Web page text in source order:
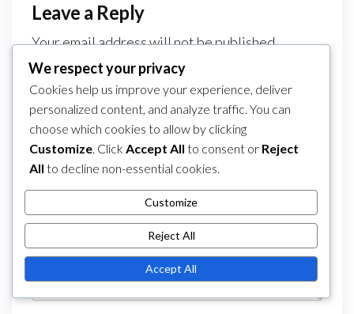
Leave a Reply
Your email address will not be published.
Required fields are marked
Comment*
We respect your privacy
Cookies help us improve your experience, deliver
personalized content, and analyze traffic. You can
choose which cookies to allow by clicking
Customize. Click Accept All to consent or Reject
All to decline non-essential cookies.
Customize
Reject All
Accept All